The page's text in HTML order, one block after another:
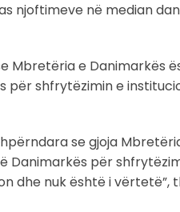
njoftimeve në median
Mbretëria e Danimarkës
për shfrytëzimin e
se gjoja
Danimarkës për
dhe nuk është i vërtetë”,